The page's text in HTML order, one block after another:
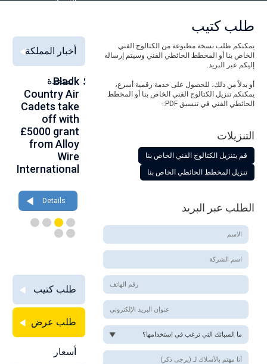
طلب كتيب
يمكنكم طلب نسخة مطبوعة من الكتالوج الفني
الخاص بنا أو المخطط الحائطي الفني وسيتم إرساله
إليكم عبر البريد.
أو بدلاً من ذلك، للحصول على خدمة رقمية أسرع،
يمكنكم تنزيل الكتالوج الفني الخاص بنا أو المخطط
الحائطي الفني في تنسيق PDF:-
التنزيلات
قم بتنزيل الكتالوج الفني الخاص بنا
تنزيل المخطط الحائطي الخاص بنا
الطلب عبر البريد
أخبار المملكة
المتحدة
Alloy Wire
International
to toast its
birthday at
Wire 2026
Details
Strengthening
Global
Farnborough
2026
Black
Country Air
Cadets take
off with
£5000 grant
from Alloy
Wire
International
Details
طلب كتيب
طلب عرض
أسعار